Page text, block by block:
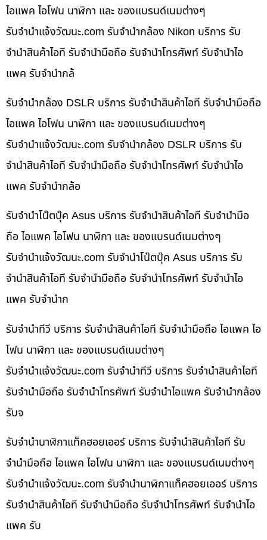
ไอแพค ไอโฟน นาฬิกา และ ของแบรนด์เนมต่างๆ
รับจํานําแจ้งวัฒนะ.com รับจำนำกล้อง Nikon บริการ รับ
จำนำสินค้าไอที รับจำนำมือถือ รับจำนำโทรศัพท์ รับจำนำไอ
แพค รับจำนำกล้
รับจำนำกล้อง DSLR บริการ รับจำนำสินค้าไอที รับจำนำมือถือ
ไอแพค ไอโฟน นาฬิกา และ ของแบรนด์เนมต่างๆ
รับจํานําแจ้งวัฒนะ.com รับจำนำกล้อง DSLR บริการ รับ
จำนำสินค้าไอที รับจำนำมือถือ รับจำนำโทรศัพท์ รับจำนำไอ
แพค รับจำนำกล้อ
รับจำนำโน๊ตบุ๊ค Asus บริการ รับจำนำสินค้าไอที รับจำนำมือ
ถือ ไอแพค ไอโฟน นาฬิกา และ ของแบรนด์เนมต่างๆ
รับจํานําแจ้งวัฒนะ.com รับจำนำโน๊ตบุ๊ค Asus บริการ รับ
จำนำสินค้าไอที รับจำนำมือถือ รับจำนำโทรศัพท์ รับจำนำไอ
แพค รับจำนำก
รับจำนำทีวี บริการ รับจำนำสินค้าไอที รับจำนำมือถือ ไอแพค ไอ
โฟน นาฬิกา และ ของแบรนด์เนมต่างๆ
รับจํานําแจ้งวัฒนะ.com รับจำนำทีวี บริการ รับจำนำสินค้าไอที
รับจำนำมือถือ รับจำนำโทรศัพท์ รับจำนำไอแพค รับจำนำกล้อง
รับจ
รับจำนำนาฬิกาแท็คฮอยเออร์ บริการ รับจำนำสินค้าไอที รับ
จำนำมือถือ ไอแพค ไอโฟน นาฬิกา และ ของแบรนด์เนมต่างๆ
รับจํานําแจ้งวัฒนะ.com รับจำนำนาฬิกาแท็คฮอยเออร์ บริการ
รับจำนำสินค้าไอที รับจำนำมือถือ รับจำนำโทรศัพท์ รับจำนำไอ
แพค รับ